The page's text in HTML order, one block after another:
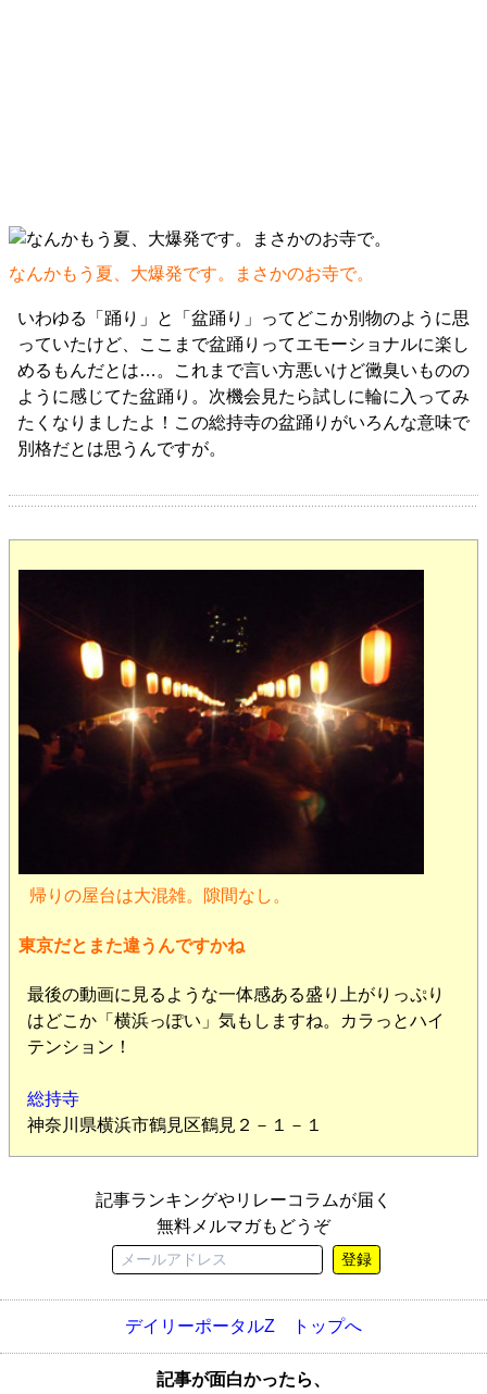
なんかもう夏、大爆発です。まさかのお寺で。
いわゆる「踊り」と「盆踊り」ってどこか別物のように思
っていたけど、ここまで盆踊りってエモーショナルに楽し
めるもんだとは…。これまで言い方悪いけど黴臭いものの
ように感じてた盆踊り。次機会見たら試しに輪に入ってみ
たくなりましたよ！この総持寺の盆踊りがいろんな意味で
別格だとは思うんですが。
帰りの屋台は大混雑。隙間なし。
東京だとまた違うんですかね
最後の動画に見るような一体感ある盛り上がりっぷり
はどこか「横浜っぽい」気もしますね。カラっとハイ
テンション！
総持寺
神奈川県横浜市鶴見区鶴見２－１－１
記事ランキングやリレーコラムが届く
無料メルマガもどうぞ
登録
デイリーポータルZ トップへ
記事が面白かったら、